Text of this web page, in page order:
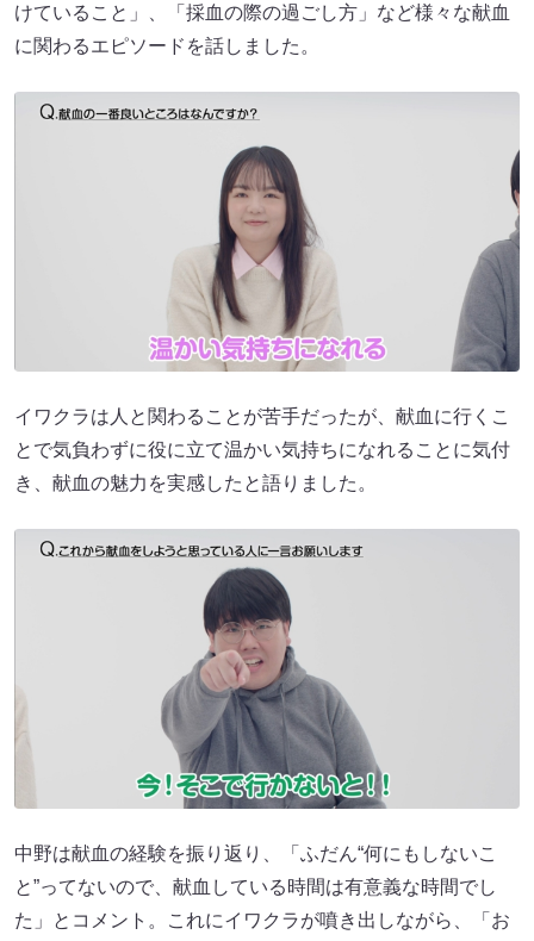
けていること」、「採血の際の過ごし方」など様々な献血
に関わるエピソードを話しました。
イワクラは人と関わることが苦手だったが、献血に行くこ
とで気負わずに役に立て温かい気持ちになれることに気付
き、献血の魅力を実感したと語りました。
中野は献血の経験を振り返り、「ふだん“何にもしないこ
と”ってないので、献血している時間は有意義な時間でし
た」とコメント。これにイワクラが噴き出しながら、「お